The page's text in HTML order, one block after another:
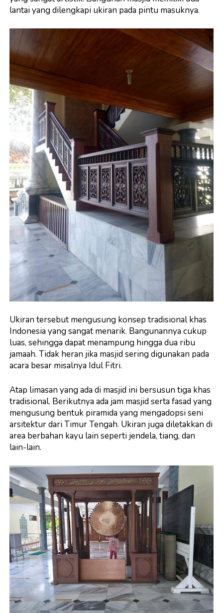
lantai yang dilengkapi ukiran pada pintu masuknya.
Ukiran tersebut mengusung konsep tradisional khas
Indonesia yang sangat menarik. Bangunannya cukup
luas, sehingga dapat menampung hingga dua ribu
jamaah. Tidak heran jika masjid sering digunakan pada
acara besar misalnya Idul Fitri.
Atap limasan yang ada di masjid ini bersusun tiga khas
tradisional. Berikutnya ada jam masjidserta fasad yang
mengusung bentuk piramida yang mengadopsi seni
arsitektur dari Timur Tengah. Ukiran juga diletakkan di
area berbahan kayu lain seperti jendela, tiang, dan
lain-lain.